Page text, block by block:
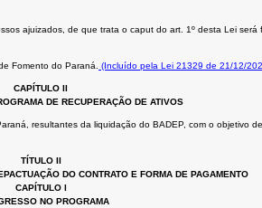
ajuizados, de que trata o caput do art. 1º desta Lei
Fomento do Paraná. (Incluído pela Lei 21329 de 21/12/
CAPÍTULO II
DE RECUPERAÇÃO DE ATIVOS
resultantes da liquidação do BADEP, com o objetivo
TÍTULO II
DO CONTRATO E FORMA DE PAGAMENTO
CAPÍTULO I
NO PROGRAMA